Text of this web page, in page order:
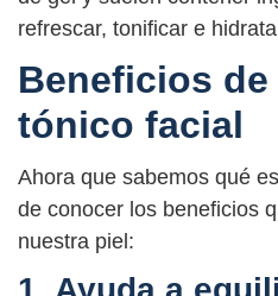
refrescar, tonificar e
Beneficios
tónico facial
Ahora que sabemos qué
de conocer los beneficios
nuestra piel: